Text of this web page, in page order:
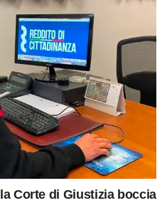
Corte di Giustizia boccia